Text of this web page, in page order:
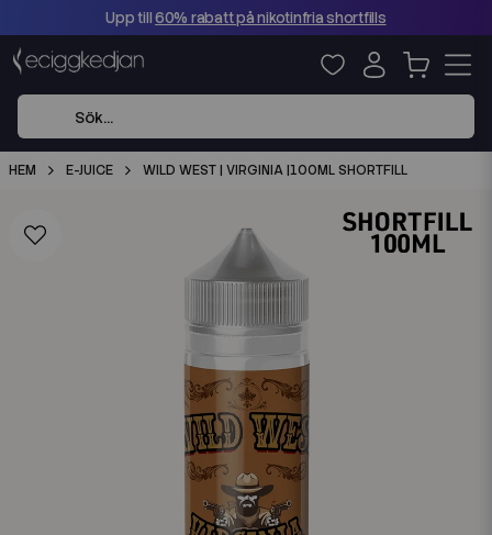
Upp till60% rabatt på nikotinfria shortfills
HEM E-JUICE WILD WEST | VIRGINIA |100ML SHORTFILL